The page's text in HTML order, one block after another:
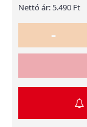
Nettó ár: 5.490 Ft
-